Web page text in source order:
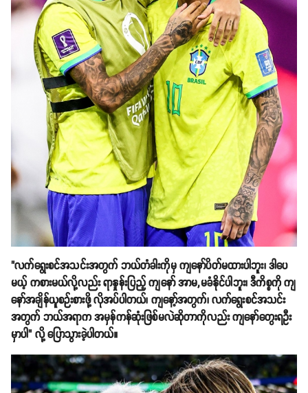
"လက်ရွေးစင်အသင်းအတွက် ဘယ်တံခါးကိုမှ ကျနော်ပိတ်မထားပါဘူး၊ ဒါပေ
မယ့် ကစားမယ်လို့လည်း ရာနှုန်းပြည့် ကျနော် အာမ,မခံနိုင်ပါဘူး၊ ဒီကိစ္စကို ကျ
နော်အချိန်ယူစဉ်းစားဖို့ လိုအပ်ပါတယ်၊ ကျနော့်အတွက်၊ လက်ရွေးစင်အသင်း
အတွက် ဘယ်အရာက အမှန်ကန်ဆုံးဖြစ်မလဲဆိုတာကိုလည်း ကျနော်တွေးရဦး
မှာပါ" လို့ ပြောသွားခဲ့ပါတယ်။